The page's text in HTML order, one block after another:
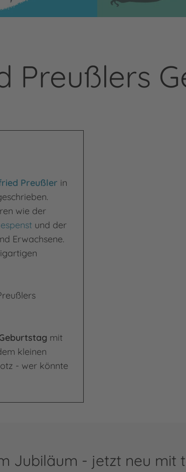
Preußlers
Preußler in
wie der
und der
Erwachsene.
mit
kleinen
- wer könnte
Jubiläum - jetzt neu mit